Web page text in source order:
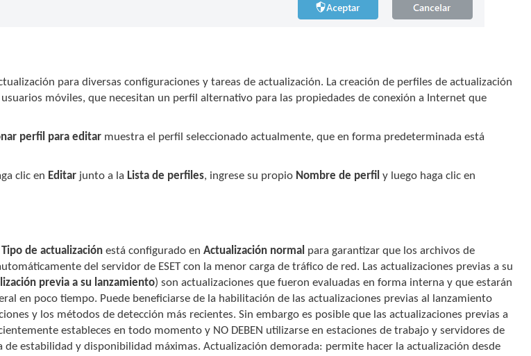
para diversas configuraciones y tareas de actualización. La creación de perfiles de actualización
móviles, que necesitan un perfil alternativo para las propiedades de conexión a Internet que
perfil para editar muestra el perfil seleccionado actualmente, que en forma predeterminada está
clic en Editar junto a la Lista de perfiles, ingrese su propio Nombre de perfily luego haga clic en
Tipo de actualización está configurado enActualización normal para garantizar que los archivos de
del servidor de ESET con la menor carga de tráfico de red. Las actualizaciones previas a su
previa a su lanzamiento) son actualizaciones que fueron evaluadas en forma interna y que estarán
en poco tiempo. Puede beneficiarse de la habilitación de las actualizaciones previas al lanzamiento
y los métodos de detección más recientes. Sin embargo es posible que las actualizaciones previas a
estableces en todo momento y NO DEBEN utilizarse en estaciones de trabajo y servidores de
de estabilidad y disponibilidad máximas. Actualización demorada: permite hacer la actualización desde